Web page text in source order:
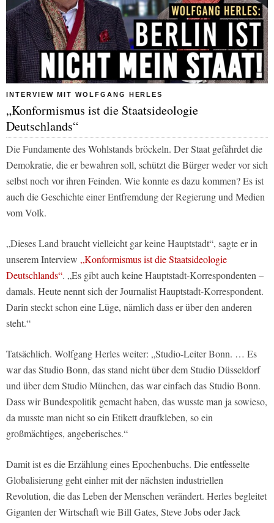
INTERVIEW MIT WOLFGANG HERLES
„Konformismus ist die Staatsideologie
Deutschlands“
Die Fundamente des Wohlstands bröckeln. Der Staat gefährdet die
Demokratie, die er bewahren soll, schützt die Bürger weder vor sich
selbst noch vor ihren Feinden. Wie konnte es dazu kommen? Es ist
auch die Geschichte einer Entfremdung der Regierung und Medien
vom Volk.
„Dieses Land braucht vielleicht gar keine Hauptstadt“, sagte er in
unserem Interview „Konformismus ist die Staatsideologie
Deutschlands“. „Es gibt auch keine Hauptstadt-Korrespondenten –
damals. Heute nennt sich der Journalist Hauptstadt-Korrespondent.
Darin steckt schon eine Lüge, nämlich dass er über den anderen
steht.“
Tatsächlich. Wolfgang Herles weiter: „Studio-Leiter Bonn. … Es
war das Studio Bonn, das stand nicht über dem Studio Düsseldorf
und über dem Studio München, das war einfach das Studio Bonn.
Dass wir Bundespolitik gemacht haben, das wusste man ja sowieso,
da musste man nicht so ein Etikett draufkleben, so ein
großmächtiges, angeberisches.“
Damit ist es die Erzählung eines Epochenbuchs. Die entfesselte
Globalisierung geht einher mit der nächsten industriellen
Revolution, die das Leben der Menschen verändert. Herles begleitet
Giganten der Wirtschaft wie Bill Gates, Steve Jobs oder Jack